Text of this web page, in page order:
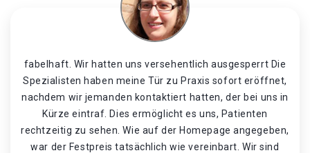
fabelhaft. Wir hatten uns versehentlich ausgesperrt Die
Spezialisten haben meine Tür zu Praxis sofort eröffnet,
nachdem wir jemanden kontaktiert hatten, der bei uns in
Kürze eintraf. Dies ermöglicht es uns, Patienten
rechtzeitig zu sehen. Wie auf der Homepage angegeben,
war der Festpreis tatsächlich wie vereinbart. Wir sind